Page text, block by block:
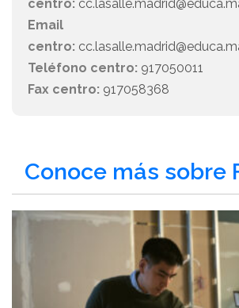
centro:
Email
centro:
Teléfono centro: 917050011
Fax centro: 917058368
Conoce más sobre